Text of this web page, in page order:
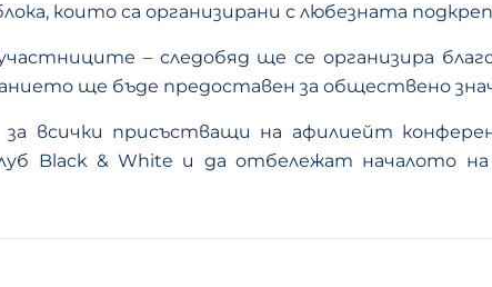
които са организирани с любезната
– следобяд ще се организира
ще бъде предоставен за обществено
всички присъстващи на афилиейт
Black & White и да отбележат началото